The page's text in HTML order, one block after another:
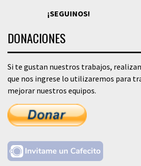
¡SEGUINOS!
DONACIONES
Si te gustan nuestros trabajos,
que nos ingrese lo utilizaremos para
mejorar nuestros equipos.